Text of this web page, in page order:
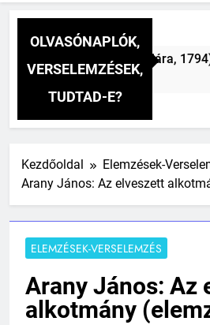
OLVASÓNAPLÓK,
VERSELEMZÉSEK,
TUDTAD-E?
a dél hév pontjára, 1794)
Kezdőoldal
Elemzések-
Arany János: Az elveszett
ELEMZÉSEK-VERSELEMZÉS
Arany János: Az
alkotmány